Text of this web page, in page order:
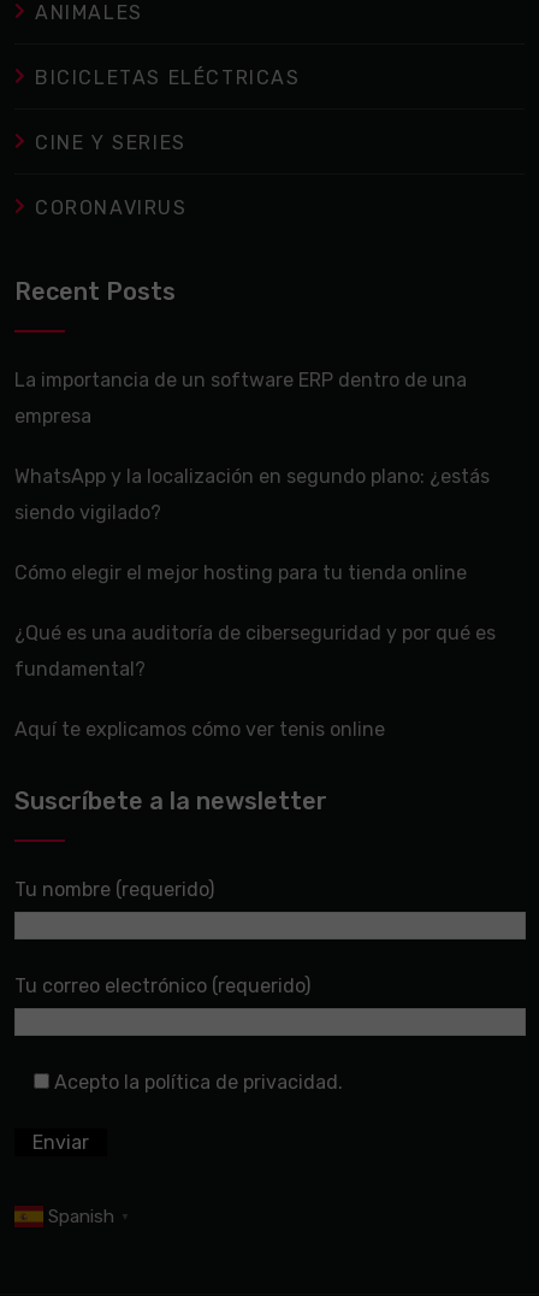
ANIMALES
BICICLETAS ELÉCTRICAS
CINE Y SERIES
CORONAVIRUS
Recent Posts
La importancia de un software ERP dentro de una
empresa
WhatsApp y la localización en segundo plano: ¿estás
siendo vigilado?
Cómo elegir el mejor hosting para tu tienda online
¿Qué es una auditoría de ciberseguridad y por qué es
fundamental?
Aquí te explicamos cómo ver tenis online
Suscríbete a la newsletter
Tu nombre (requerido)
Tu correo electrónico (requerido)
Acepto la política de privacidad.
Spanish ▼